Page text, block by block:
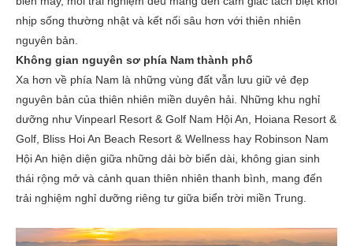
nhịp sống thường nhật và kết nối sâu hơn với thiên nhiên
nguyên bản.
Không gian nguyên sơ phía Nam thành phố
Xa hơn về phía Nam là những vùng đất vẫn lưu giữ vẻ đẹp
nguyên bản của thiên nhiên miền duyên hải. Những khu nghỉ
dưỡng như Vinpearl Resort & Golf Nam Hội An, Hoiana Resort &
Golf, Bliss Hoi An Beach Resort & Wellness hay Robinson Nam
Hội An hiện diện giữa những dải bờ biển dài, không gian sinh
thái rộng mở và cảnh quan thiên nhiên thanh bình, mang đến
trải nghiệm nghỉ dưỡng riêng tư giữa biển trời miền Trung.